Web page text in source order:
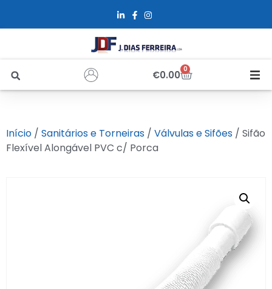
€0.00 0
Sobre Nós
Início / Sanitários e Torneiras / Válvulas e Sifões / Sifão
Flexível Alongável PVC c/ Porca